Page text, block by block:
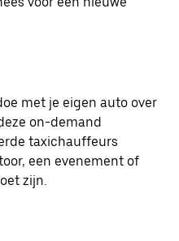
met je eigen auto over
on-demand
taxichauffeurs
een evenement of
zijn.